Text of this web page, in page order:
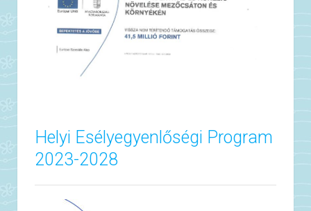
Helyi Esélyegyenlőségi Program
2023-2028